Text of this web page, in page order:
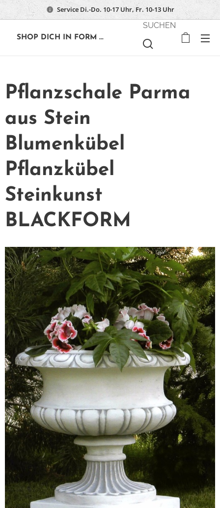
Service Di.-Do. 10-17 Uhr, Fr. 10-13 Uhr
SHOP DICH IN FORM ...
SUCHEN
Pflanzschale Parma
aus Stein
Blumenkübel
Pflanzkübel
Steinkunst
BLACKFORM